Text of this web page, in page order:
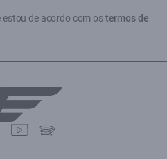
de acordo com ostermos de